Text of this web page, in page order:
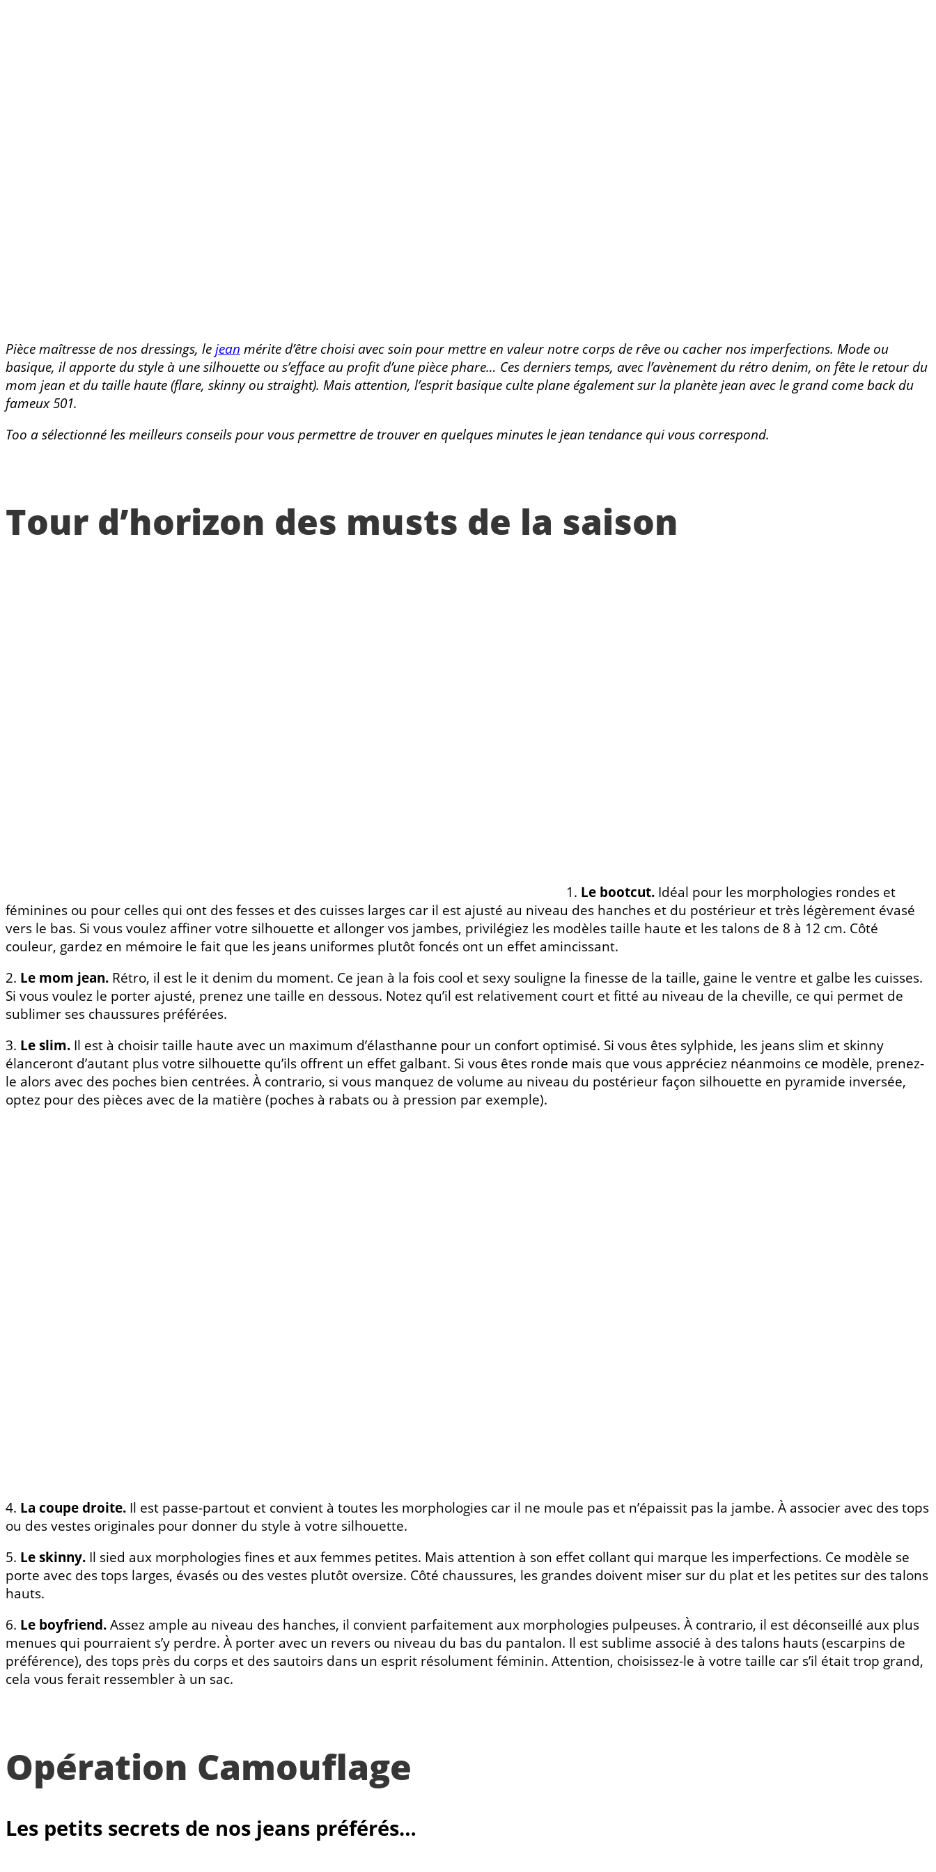
Pièce maîtresse de nos dressings, lejean mérite d’être choisi avec soin pour mettre en valeur notre corps de rêve ou cacher nos imperfections. Mode ou
basique, il apporte du style à une silhouette ou s’efface au profit d’une pièce phare… Ces derniers temps, avec l’avènement du rétro denim, on fête le retour du
mom jean et du taille haute (flare, skinny ou straight). Mais attention, l’esprit basique culte plane également sur la planète jean avec le grand come back du
fameux 501.
Too a sélectionné les meilleurs conseils pour vous permettre de trouver en quelques minutes le jean tendance qui vous correspond.
Tour d’horizon des musts de la saison
1. Le bootcut. Idéal pour les morphologies rondes et
féminines ou pour celles qui ont des fesses et des cuisses larges car il est ajusté au niveau des hanches et du postérieur et très légèrement évasé
vers le bas. Si vous voulez affiner votre silhouette et allonger vos jambes, privilégiez les modèles taille haute et les talons de 8 à 12 cm. Côté
couleur, gardez en mémoire le fait que les jeans uniformes plutôt foncés ont un effet amincissant.
2. Le mom jean. Rétro, il est le it denim du moment. Ce jean à la fois cool et sexy souligne la finesse de la taille, gaine le ventre et galbe les cuisses.
Si vous voulez le porter ajusté, prenez une taille en dessous. Notez qu’il est relativement court et fitté au niveau de la cheville, ce qui permet de
sublimer ses chaussures préférées.
3. Le slim. Il est à choisir taille haute avec un maximum d’élasthanne pour un confort optimisé. Si vous êtes sylphide, les jeans slim et skinny
élanceront d’autant plus votre silhouette qu’ils offrent un effet galbant. Si vous êtes ronde mais que vous appréciez néanmoins ce modèle, prenez-
le alors avec des poches bien centrées. À contrario, si vous manquez de volume au niveau du postérieur façon silhouette en pyramide inversée,
optez pour des pièces avec de la matière (poches à rabats ou à pression par exemple).
4. La coupe droite. Il est passe-partout et convient à toutes les morphologies car il ne moule pas et n’épaissit pas la jambe. À associer avec des tops
ou des vestes originales pour donner du style à votre silhouette.
5. Le skinny. Il sied aux morphologies fines et aux femmes petites. Mais attention à son effet collant qui marque les imperfections. Ce modèle se
porte avec des tops larges, évasés ou des vestes plutôt oversize. Côté chaussures, les grandes doivent miser sur du plat et les petites sur des talons
hauts.
6. Le boyfriend.Assez ample au niveau des hanches, il convient parfaitement aux morphologies pulpeuses. À contrario, il est déconseillé aux plus
menues qui pourraient s’y perdre. À porter avec un revers ou niveau du bas du pantalon. Il est sublime associé à des talons hauts (escarpins de
préférence), des tops près du corps et des sautoirs dans un esprit résolument féminin. Attention, choisissez-le à votre taille car s’il était trop grand,
cela vous ferait ressembler à un sac.
Opération Camouflage
Les petits secrets de nos jeans préférés…